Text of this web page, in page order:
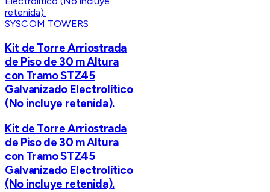
SYSCOM TOWERS
Kit de Torre Arriostrada
de Piso de 30 m Altura
con Tramo STZ45
Galvanizado Electrolítico
(No incluye retenida).
Kit de Torre Arriostrada
de Piso de 30 m Altura
con Tramo STZ45
Galvanizado Electrolítico
(No incluye retenida).